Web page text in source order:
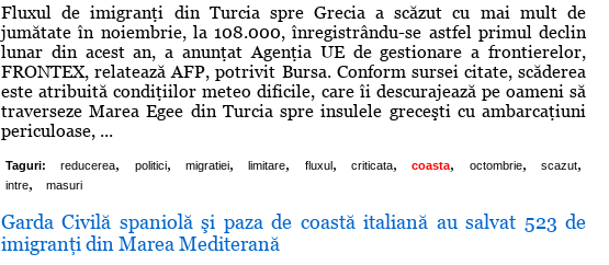
Fluxul de imigranţi din Turcia spre Grecia a scăzut cu mai mult de
jumătate în noiembrie, la 108.000, înregistrându-se astfel primul declin
lunar din acest an, a anunţat Agenţia UE de gestionare a frontierelor,
FRONTEX, relatează AFP, potrivit Bursa. Conform sursei citate, scăderea
este atribuită condiţiilor meteo dificile, care îi descurajează pe oameni să
traverseze Marea Egee din Turcia spre insulele greceşti cu ambarcaţiuni
periculoase, ...
Taguri: reducerea, politici, migratiei, limitare, fluxul, criticata, coasta, octombrie, scazut,
intre, masuri
Garda Civilă spaniolă şi paza de coastă italiană au salvat 523 de
imigranţi din Marea Mediterană